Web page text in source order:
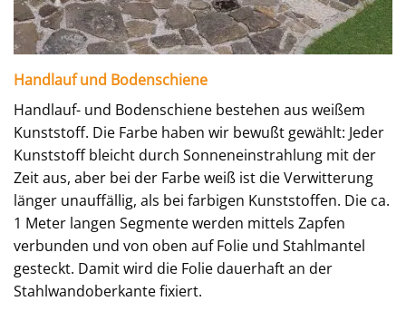
Handlauf und Bodenschiene
Handlauf- und Bodenschiene bestehen aus weißem
Kunststoff. Die Farbe haben wir bewußt gewählt: Jeder
Kunststoff bleicht durch Sonneneinstrahlung mit der
Zeit aus, aber bei der Farbe weiß ist die Verwitterung
länger unauffällig, als bei farbigen Kunststoffen. Die ca.
1 Meter langen Segmente werden mittels Zapfen
verbunden und von oben auf Folie und Stahlmantel
gesteckt. Damit wird die Folie dauerhaft an der
Stahlwandoberkante fixiert.